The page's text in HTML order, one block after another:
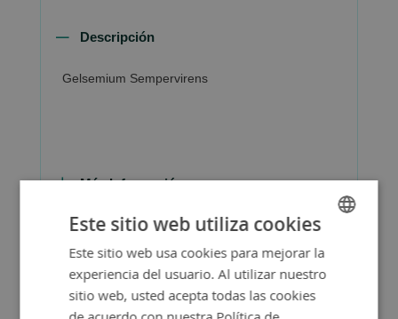
Descripción
Gelsemium Sempervirens
Más Información
SPANISH
ENGLISH
Este sitio web utiliza cookies
Este sitio web usa cookies para mejorar la
experiencia del usuario. Al utilizar nuestro
sitio web, usted acepta todas las cookies